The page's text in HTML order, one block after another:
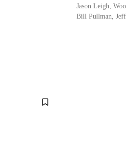
Jason Leigh,
Bill Pullman,